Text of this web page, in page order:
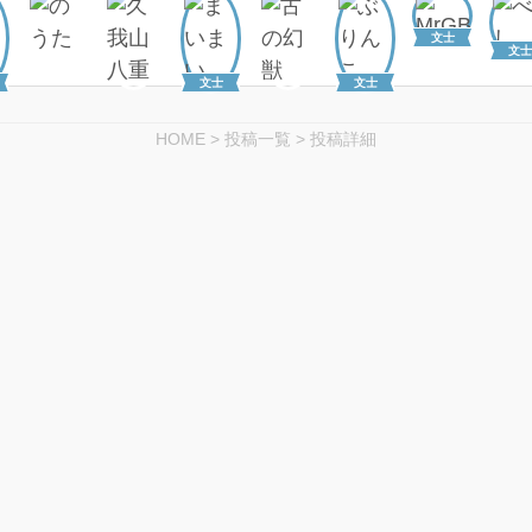
文士 文士
文士
文士
HOME > 投稿一覧 > 投稿詳細